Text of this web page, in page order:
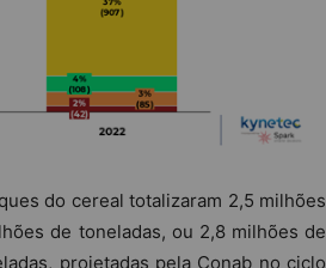
do cereal totalizaram 2,5 milhões
de toneladas, ou 2,8 milhões de
projetadas pela Conab no ciclo